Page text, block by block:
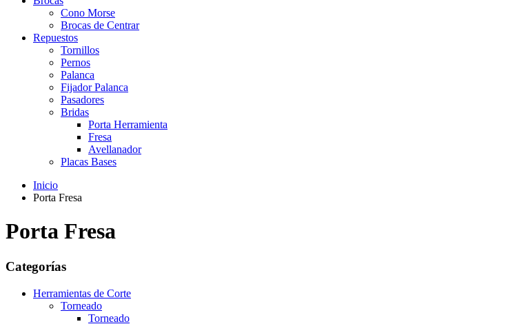
Cono Morse
Brocas de Centrar
Repuestos
Tornillos
Pernos
Palanca
Fijador Palanca
Pasadores
Bridas
Porta Herramienta
Fresa
Avellanador
Placas Bases
Inicio
Porta Fresa
Porta Fresa
Categorías
Herramientas de Corte
Torneado
Torneado